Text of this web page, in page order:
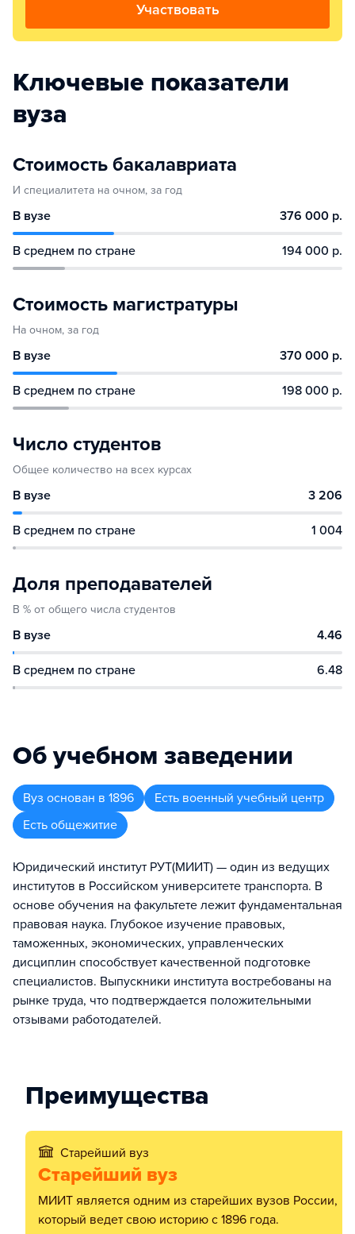
Участвовать
Ключевые показатели
вуза
Стоимость бакалавриата
И специалитета на очном, за год
В вузе 376 000 р.
В среднем по стране 194 000 р.
Стоимость магистратуры
На очном, за год
В вузе 370 000 р.
В среднем по стране 198 000 р.
Число студентов
Общее количество на всех курсах
В вузе 3 206
В среднем по стране 1 004
Доля преподавателей
В % от общего числа студентов
В вузе 4.46
В среднем по стране 6.48
Об учебном заведении
Вуз основан в 1896
Есть военный учебный центр
Есть общежитие
Юридический институт РУТ(МИИТ) — один из ведущих
институтов в Российском университете транспорта. В
основе обучения на факультете лежит фундаментальная
правовая наука. Глубокое изучение правовых,
таможенных, экономических, управленческих
дисциплин способствует качественной подготовке
специалистов. Выпускники института востребованы на
рынке труда, что подтверждается положительными
отзывами работодателей.
Преимущества
Старейший вуз
Старейший вуз
МИИТ является одним из старейших вузов России,
который ведет свою историю с 1896 года.